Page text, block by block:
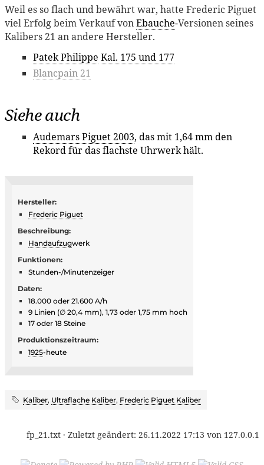
Weil es so flach und bewährt war, hatte Frederic Piguet
viel Erfolg beim Verkauf vonEbauche-Versionen seines
Kalibers 21 an andere Hersteller.
Patek Philippe Kal. 175 und 177
Blancpain 21
Siehe auch
Audemars Piguet 2003, das mit 1,64 mm den
Rekord für das flachste Uhrwerk hält.
Hersteller:
Frederic Piguet
Beschreibung:
Handaufzugwerk
Funktionen:
Stunden-/Minutenzeiger
Daten:
18.000 oder 21.600 A/h
9 Linien (∅ 20,4 mm), 1,73 oder 1,75 mm hoch
17 oder 18 Steine
Produktionszeitraum:
1925-heute
Kaliber, Ultraflache Kaliber, Frederic Piguet Kaliber
fp_21.txt · Zuletzt geändert: 26.11.2022 17:13 von 127.0.0.1